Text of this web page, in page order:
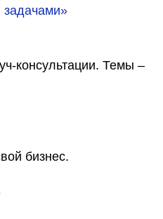
задачами»
консультации. Темы –
бизнес.